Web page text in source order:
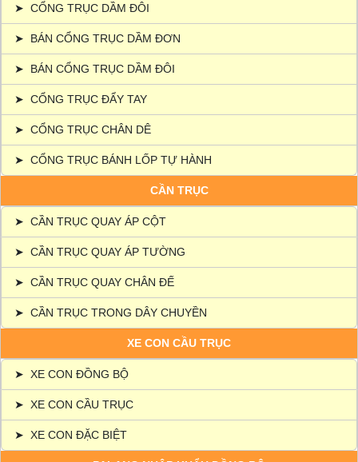
➤ CỔNG TRỤC DẦM ĐÔI
➤ BÁN CỔNG TRỤC DẦM ĐƠN
➤ BÁN CỔNG TRỤC DẦM ĐÔI
➤ CỔNG TRỤC ĐẨY TAY
➤ CỔNG TRỤC CHÂN DÊ
➤ CỔNG TRỤC BÁNH LỐP TỰ HÀNH
CẦN TRỤC
➤ CẦN TRỤC QUAY ÁP CỘT
➤ CẦN TRỤC QUAY ÁP TƯỜNG
➤ CẦN TRỤC QUAY CHÂN ĐẾ
➤ CẦN TRỤC TRONG DÂY CHUYỀN
XE CON CẦU TRỤC
➤ XE CON ĐỒNG BỘ
➤ XE CON CẦU TRỤC
➤ XE CON ĐẶC BIỆT